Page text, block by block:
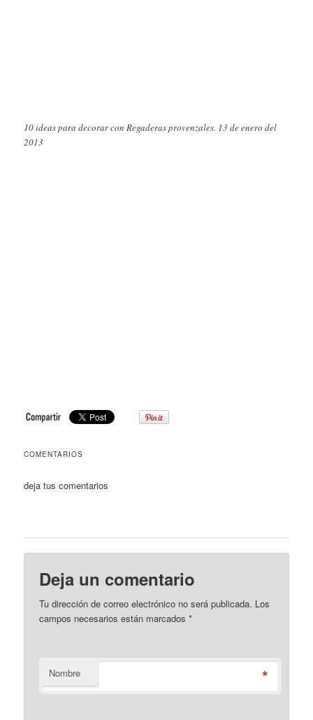
10 ideas para decorar con Regaderas provenzales. 13 de enero del
2013
COMENTARIOS
deja tus comentarios
Deja un comentario
Tu dirección de correo electrónico no será publicada. Los
campos necesarios están marcados*
Nombre *